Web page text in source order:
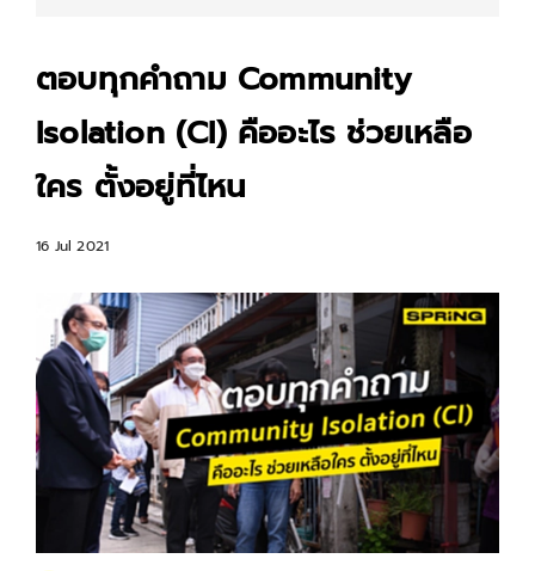
ตอบทุกคำถาม Community
Isolation (CI) คืออะไร ช่วยเหลือ
ใคร ตั้งอยู่ที่ไหน
16 Jul 2021